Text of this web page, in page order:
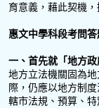
育意義，藉此契機，
惠文中學科段考問答
一、首先就「地方
地方立法機關固為
際，仍應以地方制
轄市法規、預算、